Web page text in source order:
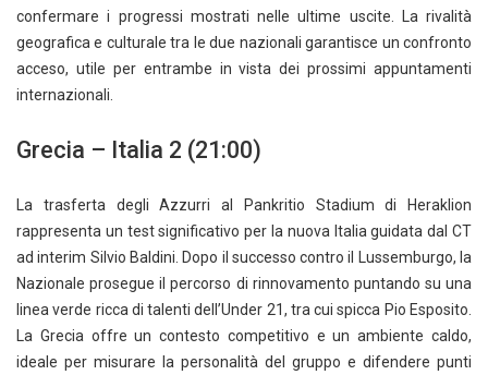
confermare i progressi mostrati nelle ultime uscite. La rivalità
geografica e culturale tra le due nazionali garantisce un confronto
acceso, utile per entrambe in vista dei prossimi appuntamenti
internazionali.
Grecia – Italia 2 (21:00)
La trasferta degli Azzurri al Pankritio Stadium di Heraklion
rappresenta un test significativo per la nuova Italia guidata dal CT
ad interim Silvio Baldini. Dopo il successo contro il Lussemburgo, la
Nazionale prosegue il percorso di rinnovamento puntando su una
linea verde ricca di talenti dell’Under 21, tra cui spicca Pio Esposito.
La Grecia offre un contesto competitivo e un ambiente caldo,
ideale per misurare la personalità del gruppo e difendere punti